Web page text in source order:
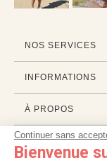
Continuer sans
Bienvenue
NOS SERVICES
INFORMATIONS
À PROPOS